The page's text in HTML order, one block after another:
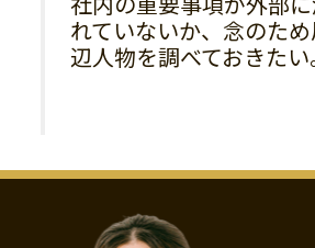
れていないか、念のため
辺人物を調べておきたい